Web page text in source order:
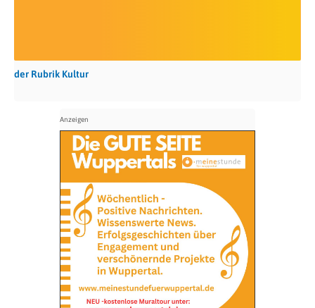
der Rubrik Kultur